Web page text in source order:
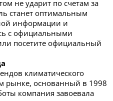
не ударит по счетам за
станет оптимальным
информации и
с официальными
посетите официальный
климатического
рынке, основанный в 1998
компания завоевала